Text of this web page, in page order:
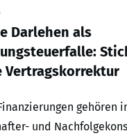
Darlehen als
Vertragskorrektur
gehören
und